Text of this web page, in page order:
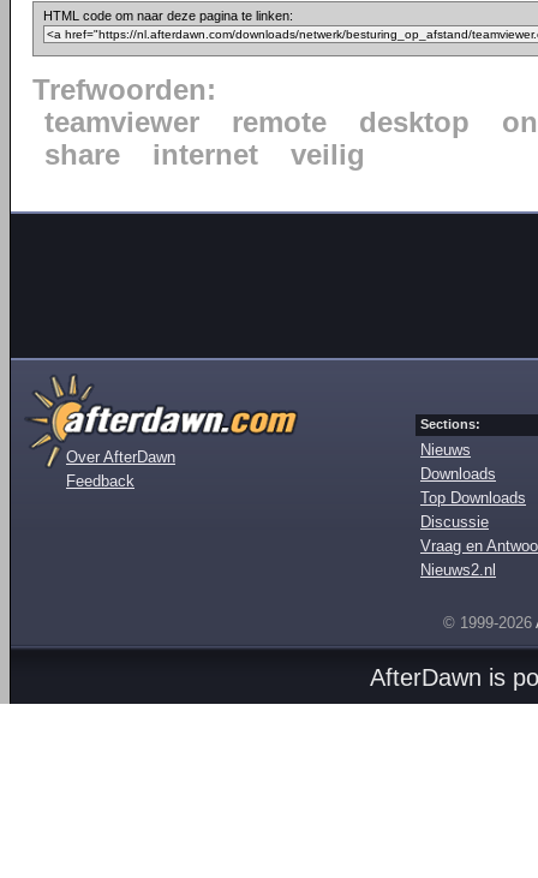
HTML code om naar deze pagina te linken:
Trefwoorden:
teamviewer
remote desktop
share
internet veilig
Over AfterDawn
Feedback
Sections:
Nieuws
Downloads
Top Downloads
Discussie
Vraag en
Nieuws2.nl
© 1999-2026
AfterDawn is